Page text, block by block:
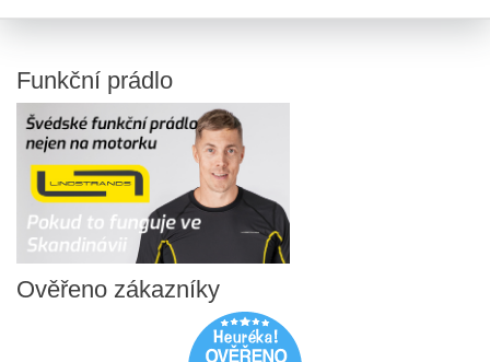
Funkční prádlo
Ověřeno zákazníky